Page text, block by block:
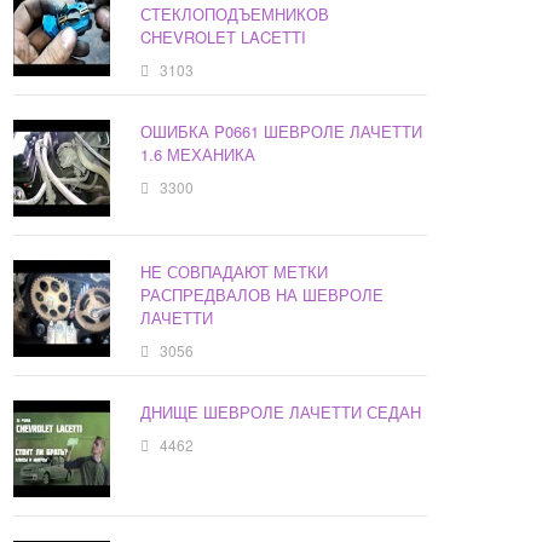
СТЕКЛОПОДЪЕМНИКОВ
CHEVROLET LACETTI
3103
ОШИБКА P0661 ШЕВРОЛЕ ЛАЧЕТТИ
1.6 МЕХАНИКА
3300
НЕ СОВПАДАЮТ МЕТКИ
РАСПРЕДВАЛОВ НА ШЕВРОЛЕ
ЛАЧЕТТИ
3056
ДНИЩЕ ШЕВРОЛЕ ЛАЧЕТТИ СЕДАН
4462